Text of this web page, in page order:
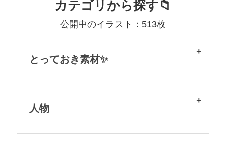
カテゴリから探す📁
公開中のイラスト：513枚
とっておき素材✨
人物